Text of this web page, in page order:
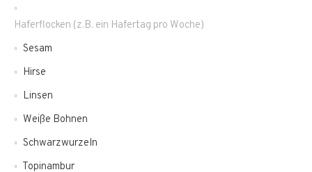
Haferflocken (z.B. ein Hafertag pro Woche)
Sesam
Hirse
Linsen
Weiße Bohnen
Schwarzwurzeln
Topinambur